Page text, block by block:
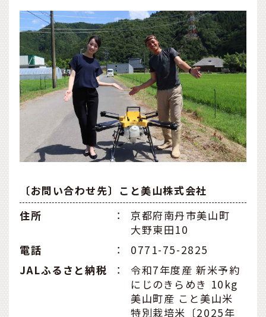
〔お問い合わせ先〕こと美山株式会社
住所
：
京都府南丹市美山町
大野東田10
電話
：
0771-75-2825
JALふるさと納税
：
令和7年度産 新米予約
にじのきらめき 10kg
美山町産 こと美山米
特別栽培米〔2025年